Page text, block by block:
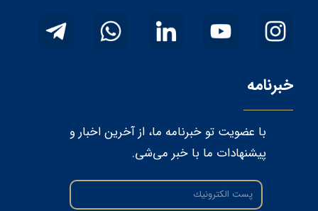
★★
خبرنامه
با عضویت تو خبرنامه ما، از آخرین اخبار و
پیشنهادات ما با خبر می‌شی.